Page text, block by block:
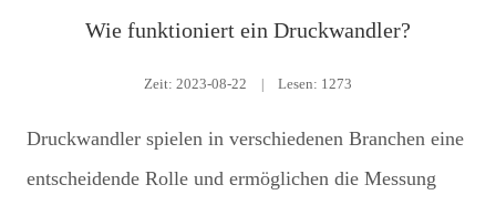
Wie funktioniert ein Druckwandler?
Zeit: 2023-08-22 | Lesen: 1273
Druckwandler spielen in verschiedenen Branchen eine
entscheidende Rolle und ermöglichen die Messung